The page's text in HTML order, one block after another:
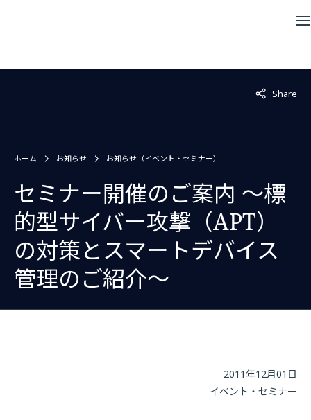
ホーム お知らせ お知らせ（イベント・セミナー）
セミナー開催のご案内 〜標
的型サイバー攻撃（APT）
の対策とスマートデバイス
管理のご紹介〜
Share
Not
2011年12月01日
イベント・セミナー